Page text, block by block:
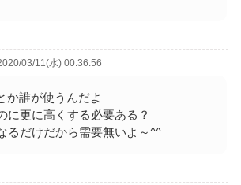
03/11(水) 00:36:56
か誰が使うんだよ
に更に高くする必要ある？
るだけだから需要無いよ～^^